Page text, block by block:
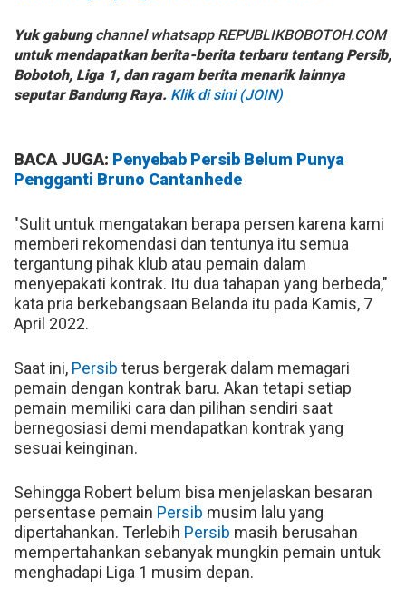
Yuk gabungchannel whatsapp REPUBLIKBOBOTOH.COM
untuk mendapatkan berita-berita terbaru tentang Persib,
Bobotoh, Liga 1, dan ragam berita menarik lainnya
seputar Bandung Raya. Klik di sini (JOIN)
BACA JUGA: Penyebab Persib Belum Punya
Pengganti Bruno Cantanhede
"Sulit untuk mengatakan berapa persen karena kami
memberi rekomendasi dan tentunya itu semua
tergantung pihak klub atau pemain dalam
menyepakati kontrak. Itu dua tahapan yang berbeda,"
kata pria berkebangsaan Belanda itu pada Kamis, 7
April 2022.
Saat ini, Persib terus bergerak dalam memagari
pemain dengan kontrak baru. Akan tetapi setiap
pemain memiliki cara dan pilihan sendiri saat
bernegosiasi demi mendapatkan kontrak yang
sesuai keinginan.
Sehingga Robert belum bisa menjelaskan besaran
persentase pemain Persib musim lalu yang
dipertahankan. Terlebih Persib masih berusahan
mempertahankan sebanyak mungkin pemain untuk
menghadapi Liga 1 musim depan.